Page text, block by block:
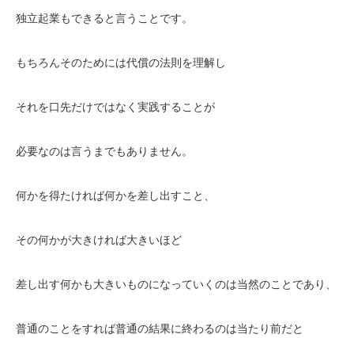
独立起業もできると言うことです。
もちろんそのためには代償の法則を理解し
それを口先だけではなく実践することが
必要なのは言うまでもありません。
何かを得たければ何かを差し出すこと、
その何かが大きければ大きいほど
差し出す何かも大きいものになっていくのは当然のことであり、
普通のことをすれば普通の結果に終わるのは当たり前だと